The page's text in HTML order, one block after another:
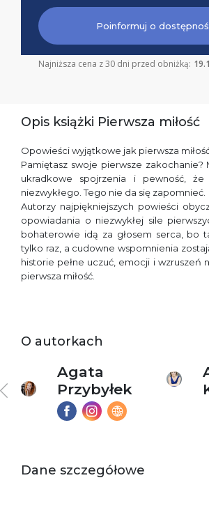
Poinformuj o
Najniższa cena z 30 dni przed obniżką:
Opis książki Pierwsza miłość
Opowieści wyjątkowe jak pierwsza
Pamiętasz swoje pierwsze zakochanie?
ukradkowe spojrzenia i pewność, że
niezwykłego. Tego nie da się zapomnieć.
Autorzy najpiękniejszych powieści
opowiadania o niezwykłej sile
bohaterowie idą za głosem serca, bo
tylko raz, a cudowne wspomnienia
historie pełne uczuć, emocji i wzruszeń
pierwsza miłość.
O autorkach
Agata
Przybyłek
Dane szczegółowe